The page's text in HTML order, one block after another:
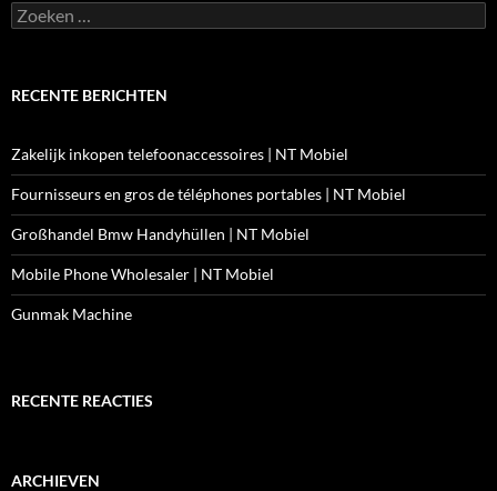
Zoeken
naar:
RECENTE BERICHTEN
Zakelijk inkopen telefoonaccessoires | NT Mobiel
Fournisseurs en gros de téléphones portables | NT Mobiel
Großhandel Bmw Handyhüllen | NT Mobiel
Mobile Phone Wholesaler | NT Mobiel
Gunmak Machine
RECENTE REACTIES
ARCHIEVEN